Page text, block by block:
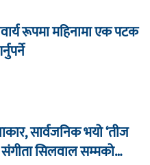
रूपमा महिनामा एक पटक
सार्वजनिक भयो ‘तीज
संगीता सिलवाल सम्मको